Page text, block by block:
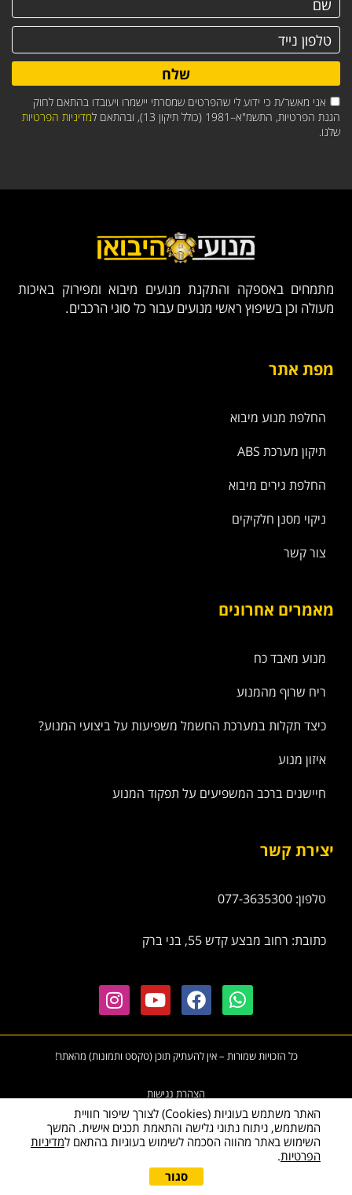
אני מאשר/ת כי ידוע לי שהפרטים שמסרתי יישמרו ויעובדו בהתאם לחוק
הגנת הפרטיות, התשמ"א–1981 (כולל תיקון 13), ובהתאם ל
מדיניות הפרטיות
שלנו.
שלח
מתמחים באספקה והתקנת מנועים מיבוא ומפירוק באיכות
מעולה וכן בשיפוץ ראשי מנועים עבור כל סוגי הרכבים.
מפת אתר
החלפת מנוע מיבוא
תיקון מערכת ABS
החלפת גירים מיבוא
ניקוי מסנן חלקיקים
צור קשר
מאמרים אחרונים
מנוע מאבד כח
ריח שרוף מהמנוע
כיצד תקלות במערכת החשמל משפיעות על ביצועי המנוע?
איזון מנוע
חיישנים ברכב המשפיעים על תפקוד המנוע
יצירת קשר
טלפון: 077-3635300
כתובת: רחוב מבצע קדש 55, בני ברק
כל הזכויות שמורות – אין להעתיק תוכן (טקסט ותמונות) מהאתר!
הצהרת נגישות
האתר משתמש בעוגיות (Cookies) לצורך שיפור חוויית
המשתמש, ניתוח נתוני גלישה והתאמת תכנים אישית. המשך
השימוש באתר מהווה הסכמה לשימוש בעוגיות בהתאם למדיניות
הפרטיות.
סגור